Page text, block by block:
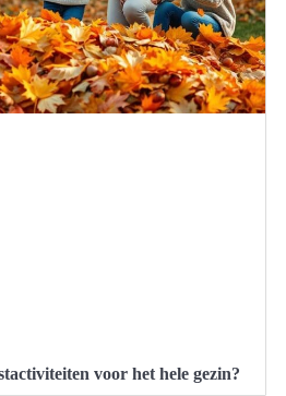
voor het hele gezin?